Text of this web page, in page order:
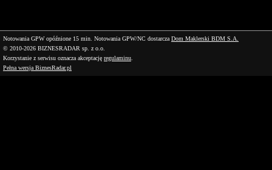
Notowania GPW opóźnione 15 min. Notowania GPW/NC dostarcza Dom Maklerski BDM S.A.
© 2010-2026 BIZNESRADAR sp. z o.o.
Korzystanie z serwisu oznacza akceptację regulaminu
Pełna wersja BiznesRadar.pl